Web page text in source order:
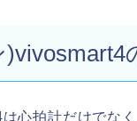
心拍計だけでな